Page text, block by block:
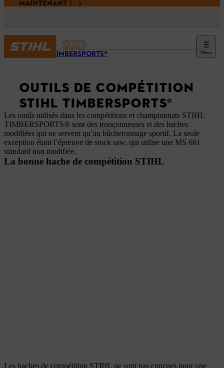
MAINTENANT !
Menu
STIHL TIMBERSPORTS®
OUTILS DE COMPÉTITION
STIHL TIMBERSPORTS®
Les outils utilisés dans les compétitions et championnats STIHL
TIMBERSPORTS® sont des tronçonneuses et des haches
modifiées qui ne servent qu’au bûcheronnage sportif. La seule
exception étant l’épreuve de stock saw, qui utilise une MS 661
standard non modifiée.
La bonne hache de compétition STIHL
Les haches de compétition STIHL ne sont pas conçues pour une